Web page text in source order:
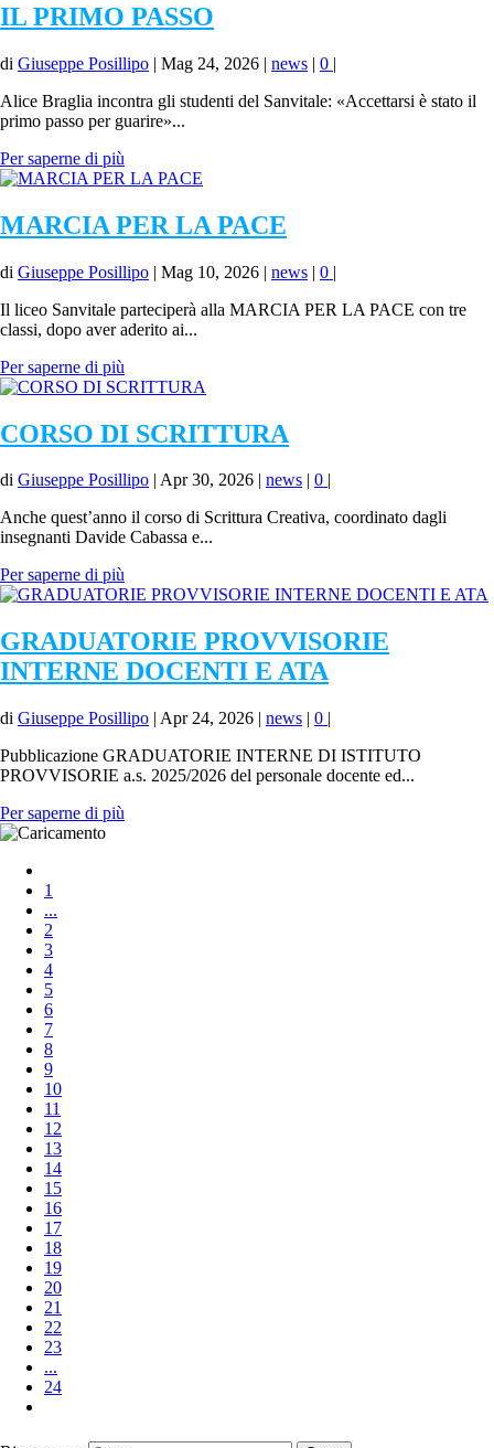
IL PRIMO PASSO
di Giuseppe Posillipo | Mag 24, 2026 | news | 0 |
Alice Braglia incontra gli studenti del Sanvitale: «Accettarsi è stato il
primo passo per guarire»...
Per saperne di più
MARCIA PER LA PACE
di Giuseppe Posillipo | Mag 10, 2026 | news | 0 |
Il liceo Sanvitale parteciperà alla MARCIA PER LA PACE con tre
classi, dopo aver aderito ai...
Per saperne di più
CORSO DI SCRITTURA
di Giuseppe Posillipo Apr 30, 2026 news 0
Anche quest’anno il corso di Scrittura Creativa, coordinato dagli
insegnanti Davide Cabassa e...
Per saperne di più
GRADUATORIE PROVVISORIE
INTERNE DOCENTI E ATA
di Giuseppe Posillipo | Apr 24, 2026 | news | 0 |
Pubblicazione GRADUATORIE INTERNE DI ISTITUTO
PROVVISORIE a.s. 2025/2026 del personale docente ed...
Per saperne di più
1
...
2
3
4
5
6
7
8
9
10
11
12
13
14
15
16
17
18
19
20
21
22
23
...
24